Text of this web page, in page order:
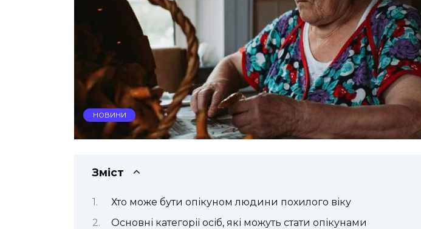
НОВИНИ
Зміст
Хто може бути опікуном людини похилого віку
Основні категорії осіб, які можуть стати опікунами